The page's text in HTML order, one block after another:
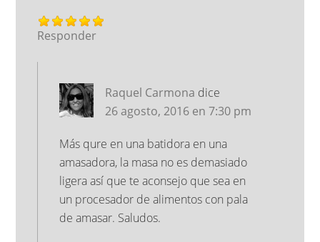
Responder
Raquel Carmona dice
26 agosto, 2016 en 7:30 pm
Más qure en una batidora en una
amasadora, la masa no es demasiado
ligera así que te aconsejo que sea en
un procesador de alimentos con pala
de amasar. Saludos.